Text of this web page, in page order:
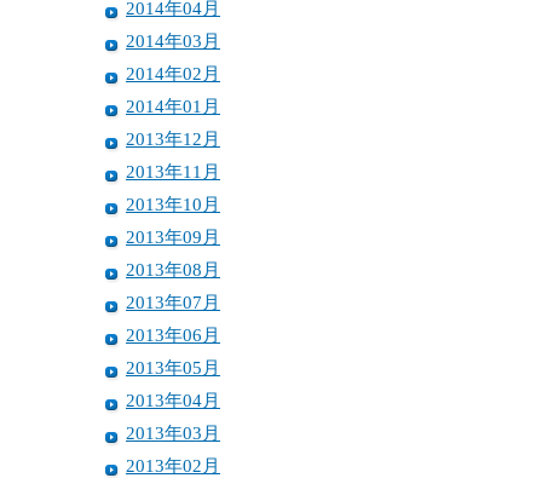
2014年04月
2014年03月
2014年02月
2014年01月
2013年12月
2013年11月
2013年10月
2013年09月
2013年08月
2013年07月
2013年06月
2013年05月
2013年04月
2013年03月
2013年02月